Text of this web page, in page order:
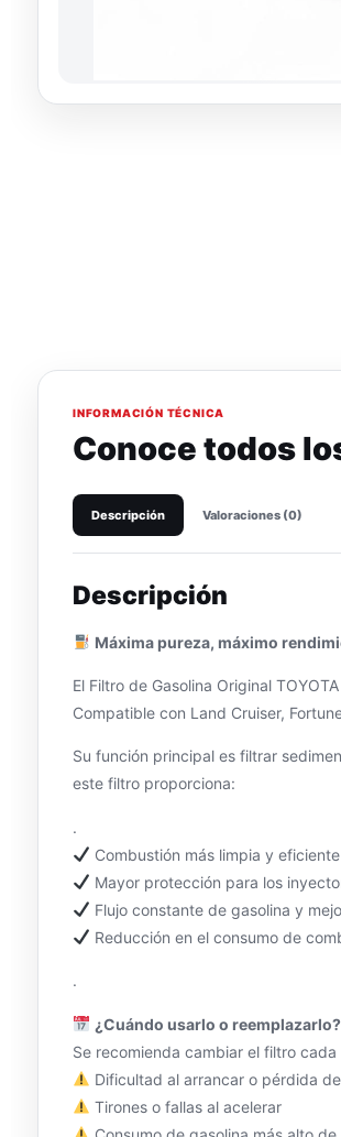
INFORMACIÓN TÉCNICA
Conoce todos
Descripción Valoraciones (0)
Descripción
Máxima pureza, máximo
El Filtro de Gasolina Original
Compatible con Land Cruiser,
Su función principal es filtrar
este filtro proporciona:
.
Combustión más limpia y eficiente
Mayor protección para los
Flujo constante de gasolina y
Reducción en el consumo de
.
¿Cuándo usarlo o reemplazarlo?
Se recomienda cambiar el filtro
Dificultad al arrancar o pérdida
Tirones o fallas al acelerar